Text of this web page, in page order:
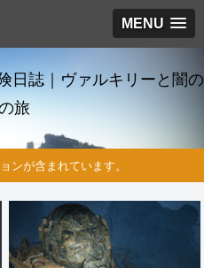
MENU
日誌｜ヴァルキリーと闇の
旅
ンが含まれています。